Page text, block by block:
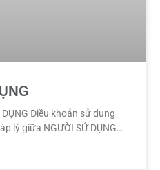
DỤNG Điều khoản sử dụng
lý giữa NGƯỜI SỬ DỤNG